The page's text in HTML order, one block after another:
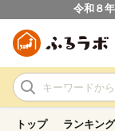
令和８
トップ ランキング